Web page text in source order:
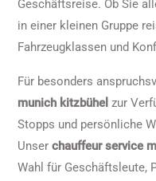
Geschäftsreise. Ob Sie
in einer kleinen Gruppe
Fahrzeugklassen und
Für besonders
munich kitzbühel zur
Stopps und persönliche
Unser chauffeur service
Wahl für Geschäftsleute,